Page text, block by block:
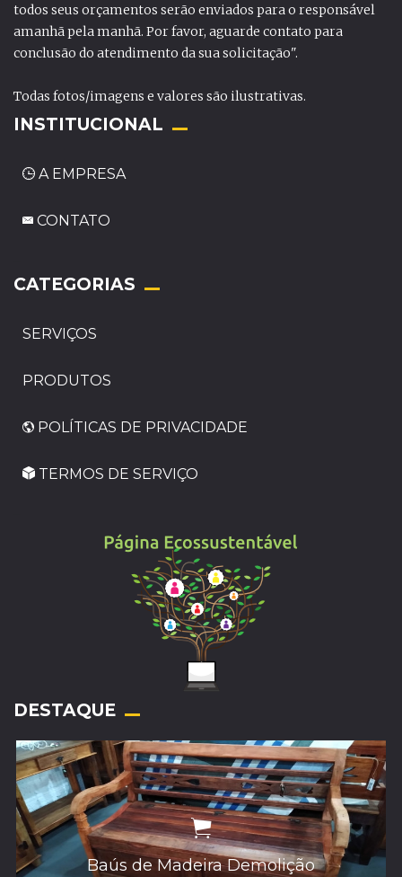
todos seus orçamentos serão enviados para o responsável
amanhã pela manhã. Por favor, aguarde contato para
conclusão do atendimento da sua solicitação".
Todas fotos/imagens e valores são ilustrativas.
INSTITUCIONAL
A EMPRESA
CONTATO
CATEGORIAS
SERVIÇOS
PRODUTOS
POLÍTICAS DE PRIVACIDADE
TERMOS DE SERVIÇO
DESTAQUE
Baús de Madeira Demolição